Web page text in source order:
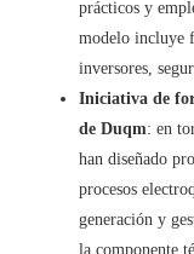
prácticos y
modelo incluye
inversores,
Iniciativa de
de Duqm: en
han diseñado
procesos
generación y
la componente